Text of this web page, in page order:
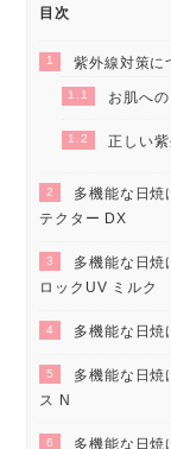
目次
1 紫外線対策に
1.1 お肌へ
1.2 正しい
2
多機能な日
テクター DX
3
多機能な日
ロックUV ミルク
4 多機能な日
5
多機能な日
ス N
6
多機能な日